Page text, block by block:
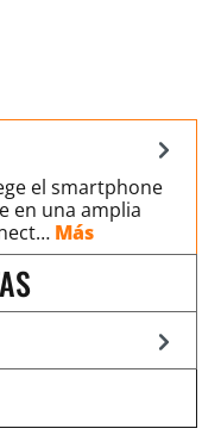
el smartphone
en una amplia
Más